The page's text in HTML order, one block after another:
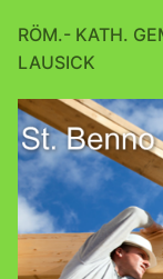
RÖM.- KATH.
LAUSICK